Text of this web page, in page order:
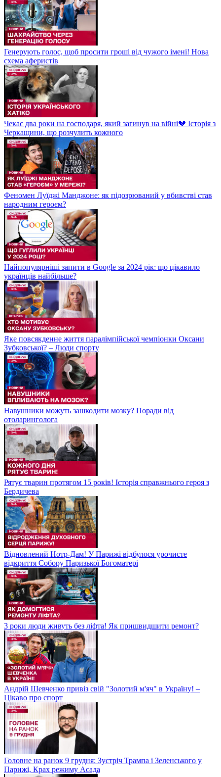
Генерують голос, щоб просити гроші від чужого імені! Нова
схема аферистів
Чекає два роки на господаря, який загинув на війні💔 Історія з
Черкащини, що розчулить кожного
Феномен Луїджі Манджоне: як підозрюваний у вбивстві став
народним героєм?
Найпопулярніші запити в Google за 2024 рік: що цікавило
українців найбільше?
Яке повсякденне життя паралімпійської чемпіонки Оксани
Зубковської? – Люди спорту
Навушники можуть зашкодити мозку? Поради від
отоларинголога
Рятує тварин протягом 15 років! Історія справжнього героя з
Бердичева
Відновлений Нотр-Дам! У Парижі відбулося урочисте
відкриття Собору Паризької Богоматері
3 роки люди живуть без ліфта! Як пришвидшити ремонт?
Андрій Шевченко привіз свій "Золотий м'яч" в Україну! –
Цікаво про спорт
Головне на ранок 9 грудня: Зустріч Трампа і Зеленського у
Парижі, Крах режиму Асада